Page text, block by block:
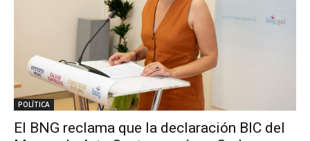
POLÍTICA
El BNG reclama que la declaración BIC del